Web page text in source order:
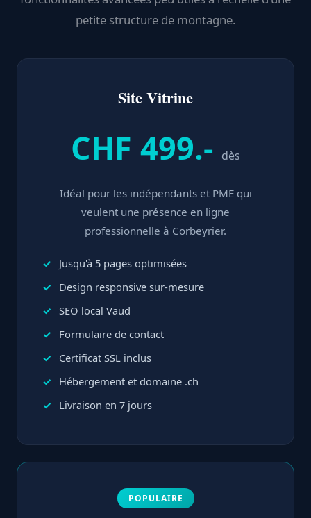
petite structure de montagne.
Site Vitrine
CHF 499.- dès
Idéal pour les indépendants et PME qui
veulent une présence en ligne
professionnelle à Corbeyrier.
Jusqu'à 5 pages optimisées
Design responsive sur-mesure
SEO local Vaud
Formulaire de contact
Certificat SSL inclus
Hébergement et domaine .ch
Livraison en 7 jours
POPULAIRE